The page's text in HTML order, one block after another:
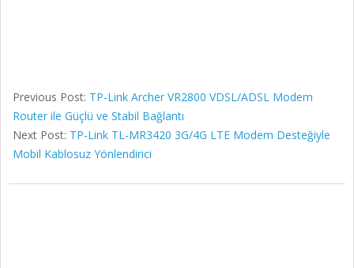
Previous Post: TP-Link Archer VR2800 VDSL/ADSL Modem
Router ile Güçlü ve Stabil Bağlantı
Next Post: TP-Link TL-MR3420 3G/4G LTE Modem Desteğiyle
Mobil Kablosuz Yönlendirici